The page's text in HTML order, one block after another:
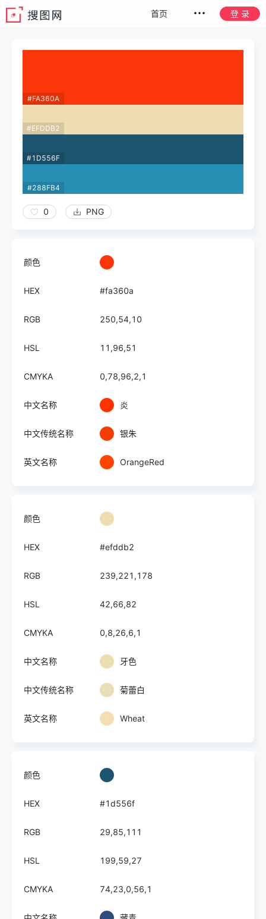
首页 登 录
#FA360A
#EFDDB2
#1D556F
#288FB4
0 PNG
颜色
HEX #fa360a
RGB 250,54,10
HSL 11,96,51
CMYKA 0,78,96,2,1
中文名称 炎
中文传统名称 银朱
英文名称 OrangeRed
颜色
HEX #efddb2
RGB 239,221,178
HSL 42,66,82
CMYKA 0,8,26,6,1
中文名称 牙色
中文传统名称 菊蕾白
英文名称 Wheat
颜色
HEX #1d556f
RGB 29,85,111
HSL 199,59,27
CMYKA 74,23,0,56,1